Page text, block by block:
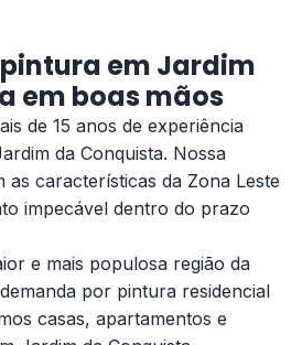
em Jardim
em boas mãos
de 15 anos de experiência
da Conquista. Nossa
as características da Zona Leste
impecável dentro do prazo
e mais populosa região da
por pintura residencial
casas, apartamentos e